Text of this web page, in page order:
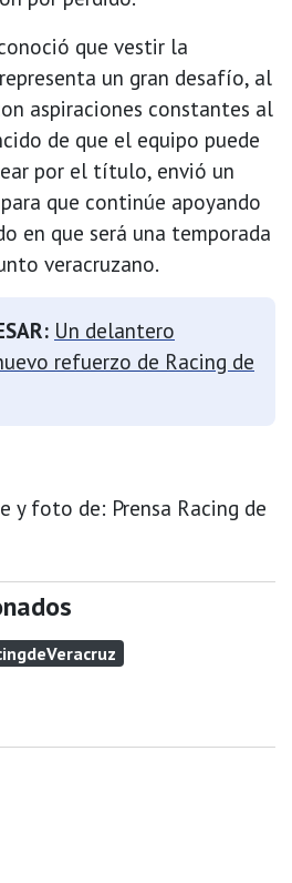
que vestir la
representa un gran desafío, al
aspiraciones constantes al
de que el equipo puede
por el título, envió un
que continúe apoyando
en que será una temporada
veracruzano.
Un delantero
refuerzo de Racing de
y foto de: Prensa Racing de